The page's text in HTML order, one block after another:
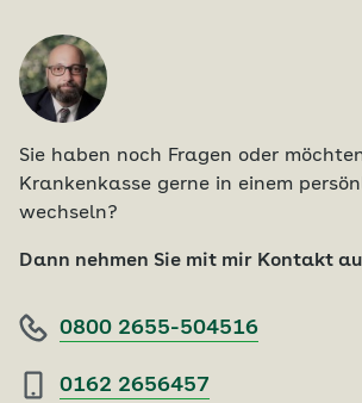
Sie haben noch Fragen oder
Krankenkasse gerne in einem
wechseln?
Dann nehmen Sie mit mir Kontakt
0800 2655-504516
0162 2656457